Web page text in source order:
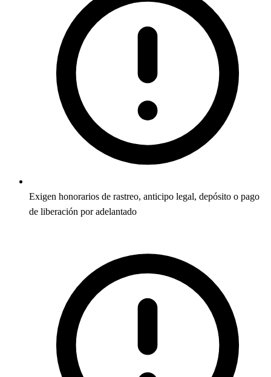
Exigen honorarios de rastreo, anticipo legal, depósito o pago
de liberación por adelantado